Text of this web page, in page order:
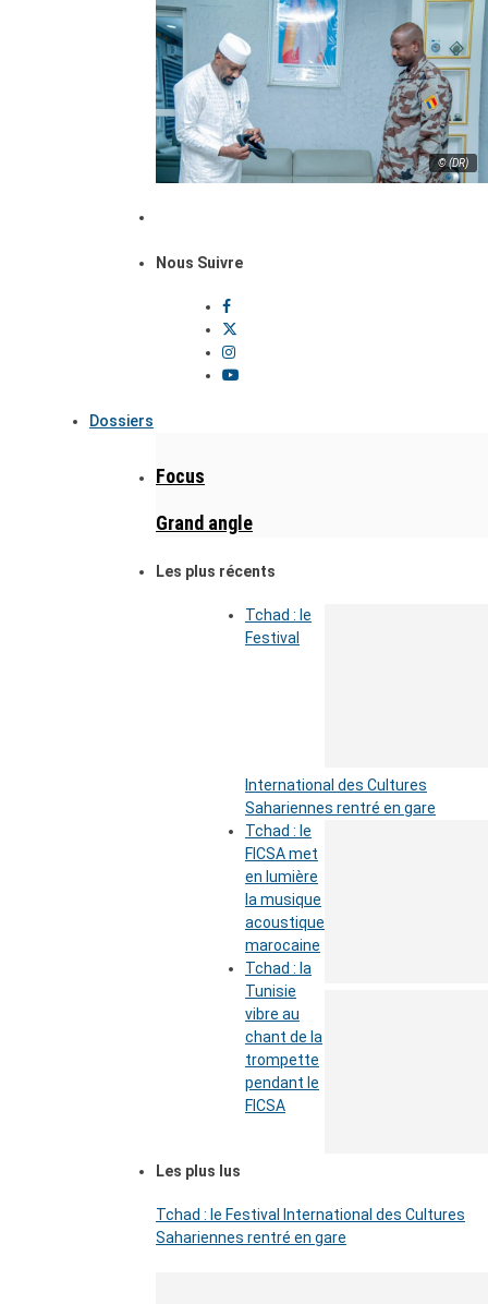
© (DR)
Nous Suivre
Dossiers
Focus
Grand angle
Les plus récents
Tchad : le
Festival
International des Cultures
Sahariennes rentré en gare
Tchad : le
FICSA met
en lumière
la musique
acoustique
marocaine
Tchad : la
Tunisie
vibre au
chant de la
trompette
pendant le
FICSA
Les plus lus
Tchad : le Festival International des Cultures
Sahariennes rentré en gare